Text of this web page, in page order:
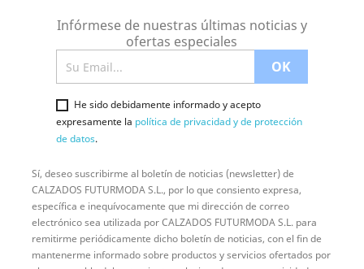
Infórmese de nuestras últimas noticias y
ofertas especiales
He sido debidamente informado y acepto
expresamente la política de privacidad y de protección
de datos.
Sí, deseo suscribirme al boletín de noticias (newsletter) de
CALZADOS FUTURMODA S.L., por lo que consiento expresa,
específica e inequívocamente que mi dirección de correo
electrónico sea utilizada por CALZADOS FUTURMODA S.L. para
remitirme periódicamente dicho boletín de noticias, con el fin de
mantenerme informado sobre productos y servicios ofertados por